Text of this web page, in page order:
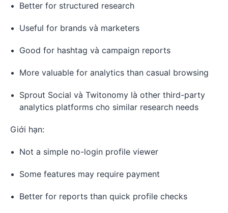
Better for structured research
Useful for brands và marketers
Good for hashtag và campaign reports
More valuable for analytics than casual browsing
Sprout Social và Twitonomy là other third-party
analytics platforms cho similar research needs
Giới hạn:
Not a simple no-login profile viewer
Some features may require payment
Better for reports than quick profile checks